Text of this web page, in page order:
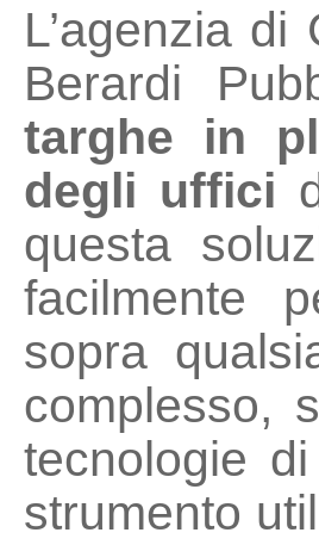
L’agenzia
Berardi
targhe in
degli uffici
questa
facilmente
sopra
complesso,
tecnologie
strumento